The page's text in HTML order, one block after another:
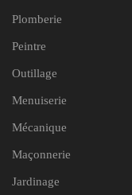
Plomberie
Peintre
Outillage
Menuiserie
Mécanique
Maçonnerie
Jardinage